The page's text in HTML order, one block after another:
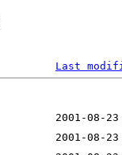
Last